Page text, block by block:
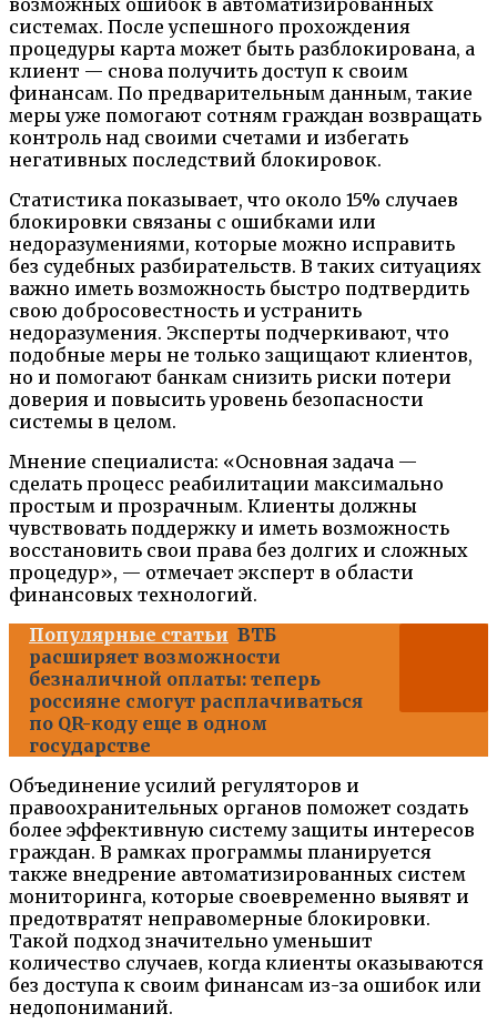
системах. После успешного прохождения
процедуры карта может быть разблокирована, а
клиент — снова получить доступ к своим
финансам. По предварительным данным, такие
меры уже помогают сотням граждан возвращать
контроль над своими счетами и избегать
негативных последствий блокировок.
Статистика показывает, что около 15% случаев
блокировки связаны с ошибками или
недоразумениями, которые можно исправить
без судебных разбирательств. В таких ситуациях
важно иметь возможность быстро подтвердить
свою добросовестность и устранить
недоразумения. Эксперты подчеркивают, что
подобные меры не только защищают клиентов,
но и помогают банкам снизить риски потери
доверия и повысить уровень безопасности
системы в целом.
Мнение специалиста: «Основная задача —
сделать процесс реабилитации максимально
простым и прозрачным. Клиенты должны
чувствовать поддержку и иметь возможность
восстановить свои права без долгих и сложных
процедур», — отмечает эксперт в области
финансовых технологий.
Популярные статьи ВТБ
расширяет возможности
безналичной оплаты: теперь
россияне смогут расплачиваться
по QR-коду еще в одном
государстве
Объединение усилий регуляторов и
правоохранительных органов поможет создать
более эффективную систему защиты интересов
граждан. В рамках программы планируется
также внедрение автоматизированных систем
мониторинга, которые своевременно выявят и
предотвратят неправомерные блокировки.
Такой подход значительно уменьшит
количество случаев, когда клиенты оказываются
без доступа к своим финансам из-за ошибок или
недопониманий.